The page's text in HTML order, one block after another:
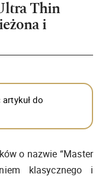
Thin
i
do
o nazwie “Master
klasycznego i